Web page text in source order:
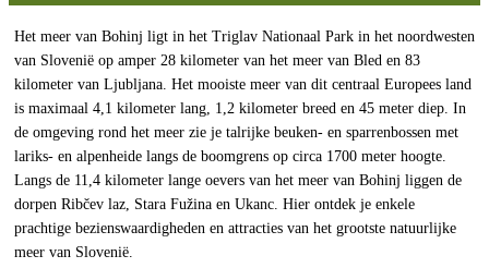
Het meer van Bohinj ligt in het Triglav Nationaal Park in het noordwesten
van Slovenië op amper 28 kilometer van het meer van Bled en 83
kilometer van Ljubljana. Het mooiste meer van dit centraal Europees land
is maximaal 4,1 kilometer lang, 1,2 kilometer breed en 45 meter diep. In
de omgeving rond het meer zie je talrijke beuken- en sparrenbossen met
lariks- en alpenheide langs de boomgrens op circa 1700 meter hoogte.
Langs de 11,4 kilometer lange oevers van het meer van Bohinj liggen de
dorpen Ribčev laz, Stara Fužina en Ukanc. Hier ontdek je enkele
prachtige bezienswaardigheden en attracties van het grootste natuurlijke
meer van Slovenië.